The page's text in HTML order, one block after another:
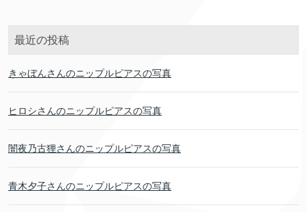
最近の投稿
きゃぼんさんのニップルピアスの写真
ヒロシさんのニップルピアスの写真
闇夜乃古狸さんのニップルピアスの写真
青木夕子さんのニップルピアスの写真